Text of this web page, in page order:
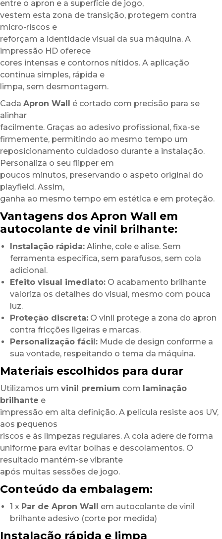
entre o apron e a superfície de jogo,
vestem esta zona de transição, protegem contra
micro-riscos e
reforçam a identidade visual da sua máquina. A
impressão HD oferece
cores intensas e contornos nítidos. A aplicação
continua simples, rápida e
limpa, sem desmontagem.
Cada Apron Wall é cortado com precisão para se
alinhar
facilmente. Graças ao adesivo profissional, fixa-se
firmemente, permitindo ao mesmo tempo um
reposicionamento cuidadoso durante a instalação.
Personaliza o seu flipper em
poucos minutos, preservando o aspeto original do
playfield. Assim,
ganha ao mesmo tempo em estética e em proteção.
Vantagens dos Apron Wall em
autocolante de vinil brilhante:
Instalação rápida: Alinhe, cole e alise. Sem
ferramenta específica, sem parafusos, sem cola
adicional.
Efeito visual imediato: O acabamento brilhante
valoriza os detalhes do visual, mesmo com pouca
luz.
Proteção discreta: O vinil protege a zona do apron
contra fricções ligeiras e marcas.
Personalização fácil: Mude de design conforme a
sua vontade, respeitando o tema da máquina.
Materiais escolhidos para durar
Utilizamos um vinil premium com laminação
brilhante e
impressão em alta definição. A película resiste aos UV,
aos pequenos
riscos e às limpezas regulares. A cola adere de forma
uniforme para evitar bolhas e descolamentos. O
resultado mantém-se vibrante
após muitas sessões de jogo.
Conteúdo da embalagem:
1 x Par de Apron Wall em autocolante de vinil
brilhante adesivo (corte por medida)
Instalação rápida e limpa